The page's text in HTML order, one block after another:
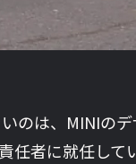
のは、MINIの
者に就任して